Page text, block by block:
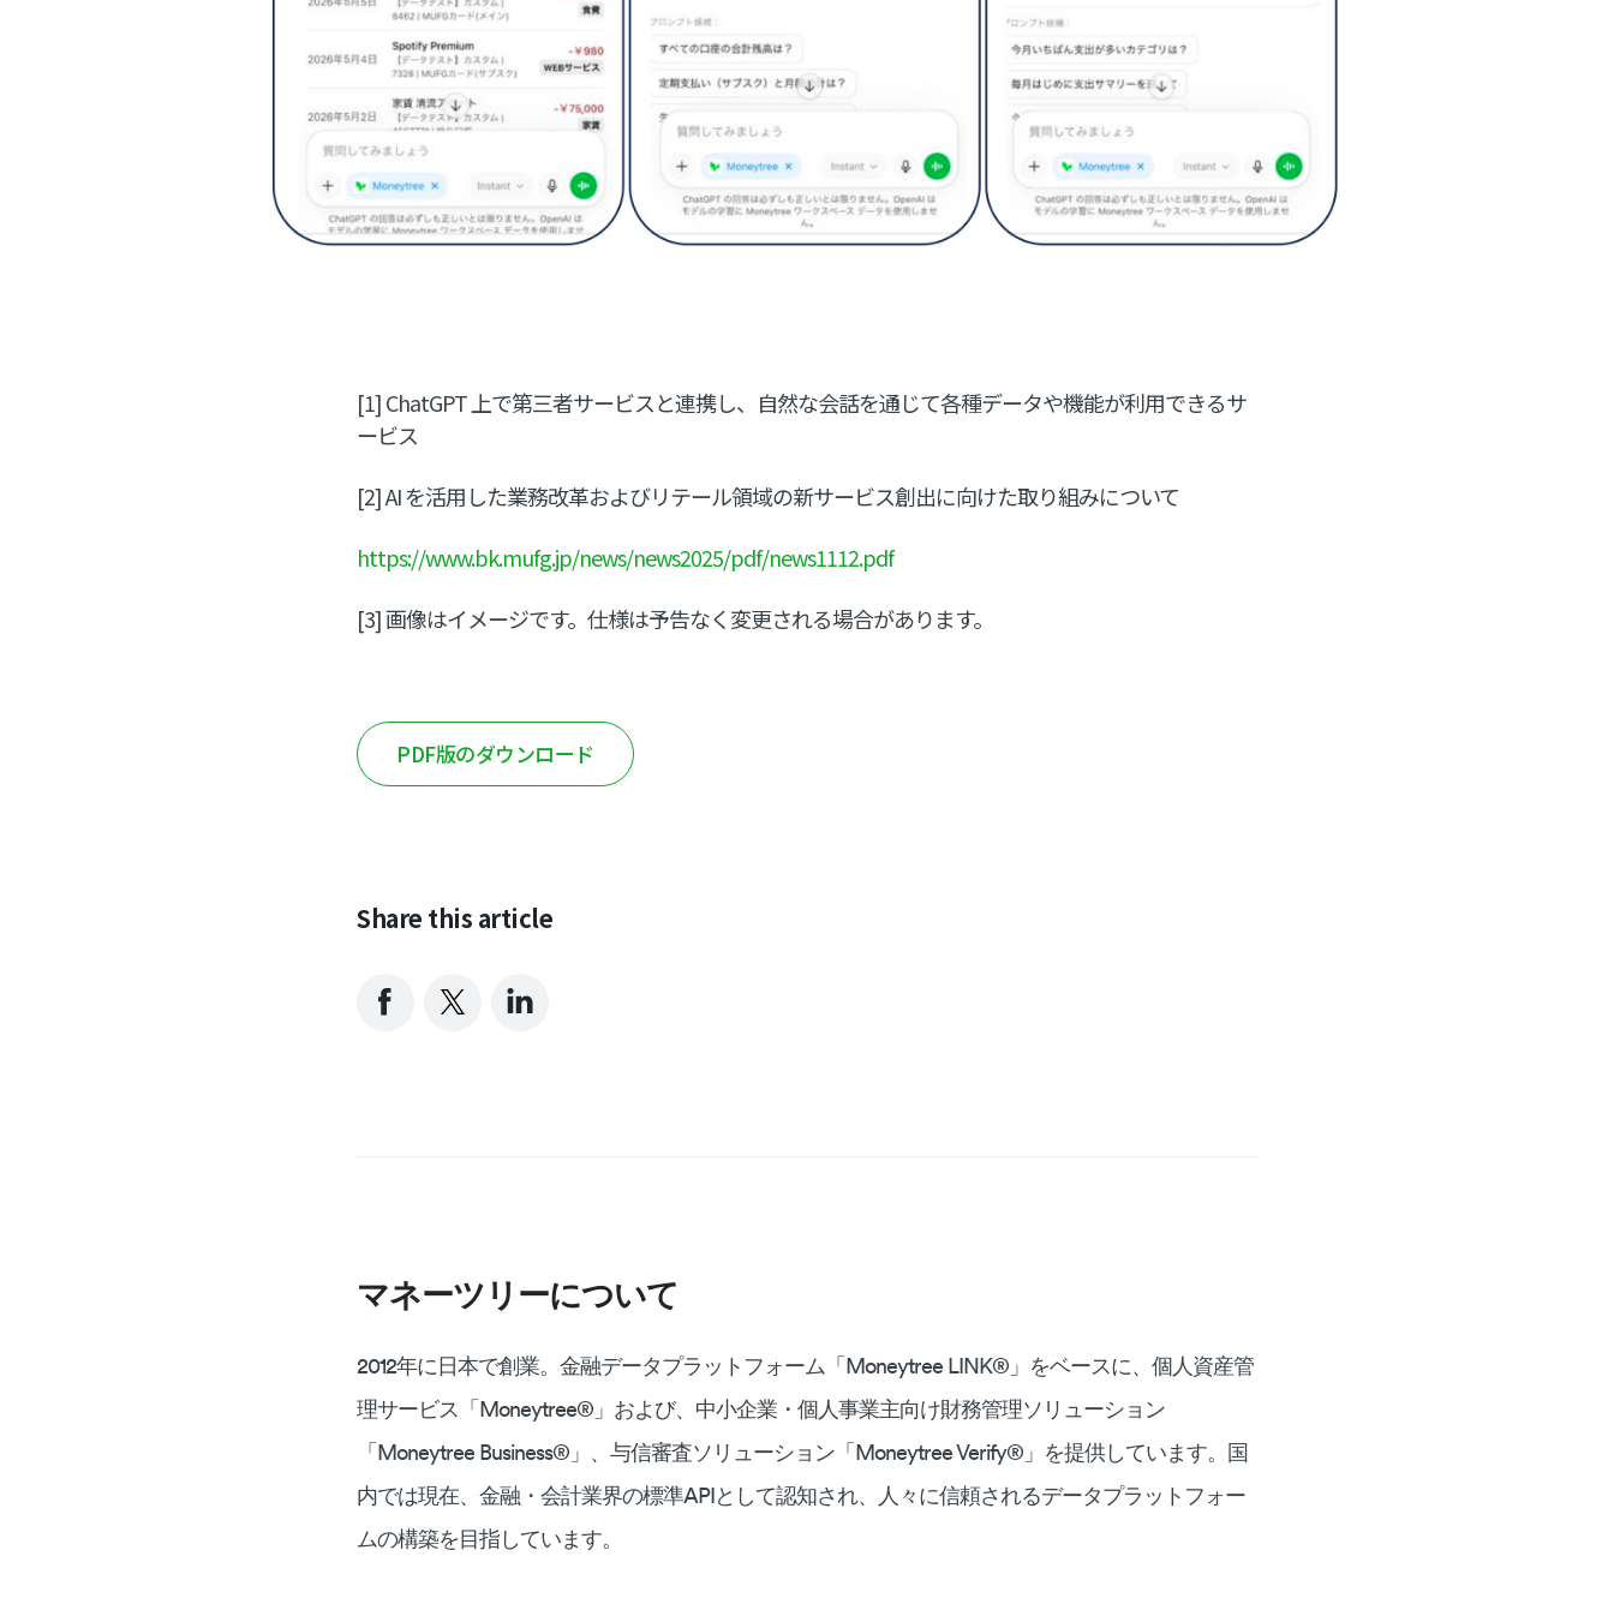
[1] ChatGPT 上で第三者サービスと連携し、自然な会話を通じて各種データや機能が利用できるサ
ービス
[2] AI を活用した業務改革およびリテール領域の新サービス創出に向けた取り組みについて
https://www.bk.mufg.jp/news/news2025/pdf/news1112.pdf
[3] 画像はイメージです。仕様は予告なく変更される場合があります。
PDF版のダウンロード
Share this article
マネーツリーについて
2012年に日本で創業。金融データプラットフォーム「Moneytree LINK®︎」をベースに、個人資産管
理サービス「Moneytree®︎」および、中小企業・個人事業主向け財務管理ソリューション
「Moneytree Business®︎」、与信審査ソリューション「Moneytree Verify®︎」を提供しています。国
内では現在、金融・会計業界の標準APIとして認知され、人々に信頼されるデータプラットフォー
ムの構築を目指しています。